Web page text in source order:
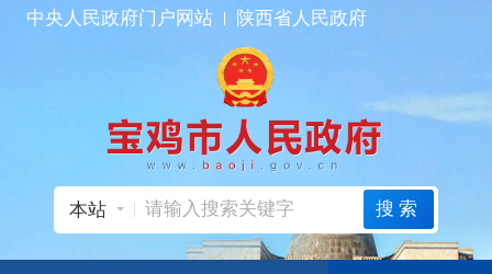
中央人民政府门户网站 陕西省人民政府
本站 搜索